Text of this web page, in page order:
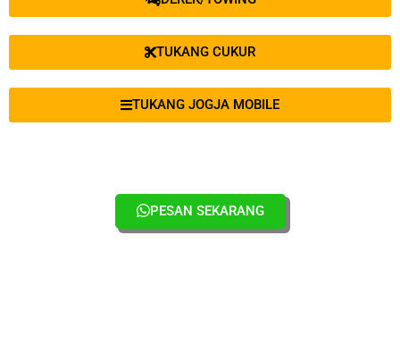
TUKANG CUKUR
TUKANG JOGJA MOBILE
PESAN SEKARANG